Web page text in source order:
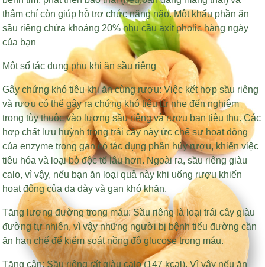
thậm chí còn giúp hỗ trợ chức năng não. Một khẩu phần ăn
sầu riêng chứa khoảng 20% nhu cầu axit pholic hàng ngày
của bạn
Một số tác dụng phụ khi ăn sầu riêng
Gây chứng khó tiêu khi ăn cùng rượu: Việc kết hợp sầu riêng
và rượu có thể gây ra chứng khó tiêu từ nhẹ đến nghiêm
trọng tùy thuộc vào lượng sầu riêng và rượu bạn tiêu thụ. Các
hợp chất lưu huỳnh trong trái cây này ức chế sự hoạt động
của enzyme trong gan có tác dụng phân hủy rượu, khiến việc
tiêu hóa và loại bỏ độc tố lâu hơn. Ngoài ra, sầu riêng giàu
calo, vì vậy, nếu bạn ăn loại quả này khi uống rượu khiến
hoạt động của dạ dày và gan khó khăn.
Tăng lượng đường trong máu: Sầu riêng là loại trái cây giàu
đường tự nhiên, vì vậy những người bị bệnh tiểu đường cần
ăn hạn chế để kiểm soát nồng độ glucose trong máu.
Tăng cân: Sầu riêng rất giàu calo (147 kcal). Vì vậy nếu ăn